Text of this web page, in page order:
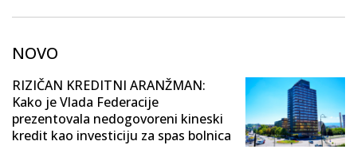
NOVO
RIZIČAN KREDITNI ARANŽMAN:
Kako je Vlada Federacije
prezentovala nedogovoreni kineski
kredit kao investiciju za spas bolnica